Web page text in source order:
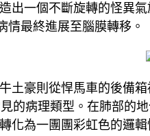
出一個不斷旋轉的怪異
最終進展至腦膜轉移。
土豪則從悍馬車的後備
的病理類型。在肺部的
化為一團團彩虹色的邏